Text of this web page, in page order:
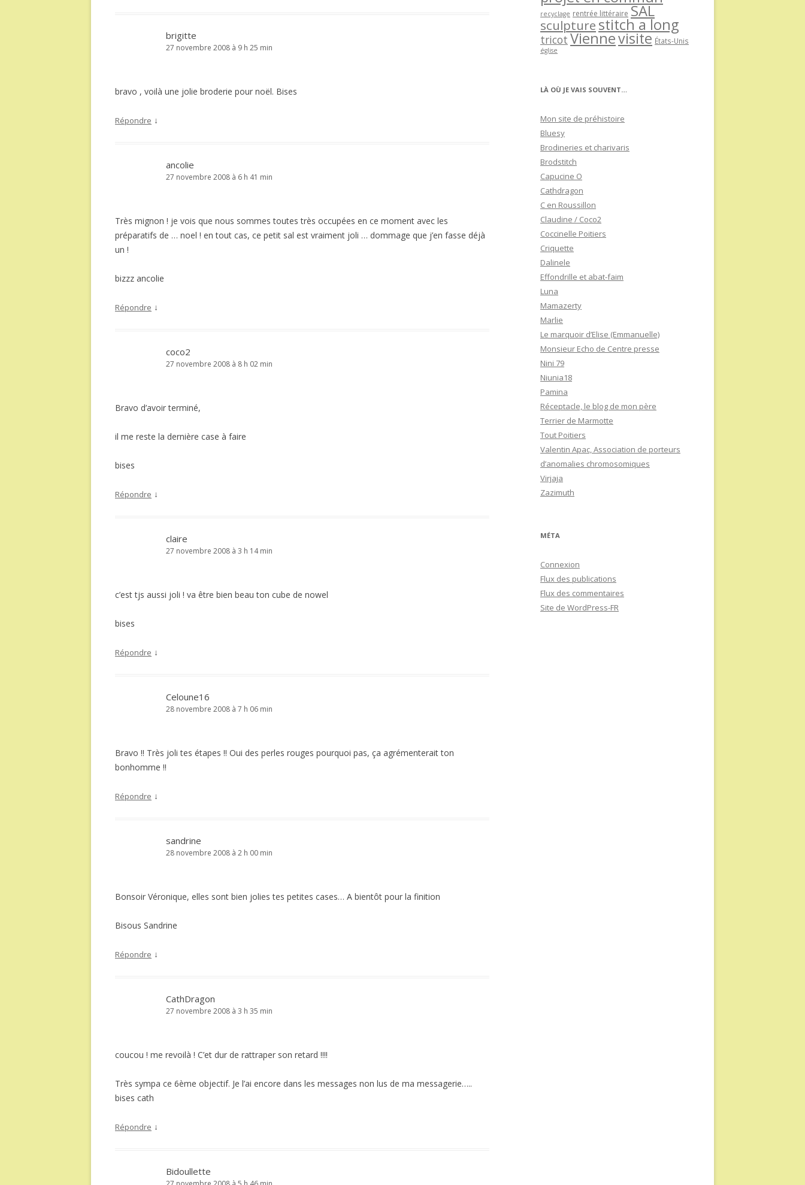
brigitte
27 novembre 2008 à 9 h 25 min
bravo , voilà une jolie broderie pour noël. Bises
Répondre ↓
ancolie
27 novembre 2008 à 6 h 41 min
Très mignon ! je vois que nous sommes toutes très occupées en ce moment avec les
préparatifs de … noel ! en tout cas, ce petit sal est vraiment joli … dommage que j’en fasse déjà
un !
bizzz ancolie
Répondre ↓
coco2
27 novembre 2008 à 8 h 02 min
Bravo d’avoir terminé,
il me reste la dernière case à faire
bises
Répondre ↓
claire
27 novembre 2008 à 3 h 14 min
c’est tjs aussi joli ! va être bien beau ton cube de nowel
bises
Répondre ↓
Celoune16
28 novembre 2008 à 7 h 06 min
Bravo !! Très joli tes étapes !! Oui des perles rouges pourquoi pas, ça agrémenterait ton
bonhomme !!
Répondre ↓
sandrine
28 novembre 2008 à 2 h 00 min
Bonsoir Véronique, elles sont bien jolies tes petites cases… A bientôt pour la finition
Bisous Sandrine
Répondre ↓
CathDragon
27 novembre 2008 à 3 h 35 min
coucou ! me revoilà ! C’et dur de rattraper son retard !!!!
Très sympa ce 6ème objectif. Je l’ai encore dans les messages non lus de ma messagerie…..
bises cath
Répondre ↓
Bidoullette
recyclage rentrée littéraire SAL
sculpture stitch a long
tricot Viennevisite États-Unis
église
LÀ OÙ JE VAIS SOUVENT…
Mon site de préhistoire
Bluesy
Brodineries et charivaris
Brodstitch
Capucine O
Cathdragon
C en Roussillon
Claudine / Coco2
Coccinelle Poitiers
Criquette
Dalinele
Effondrille et abat-faim
Luna
Mamazerty
Marlie
Le marquoir d’Elise (Emmanuelle)
Monsieur Echo de Centre presse
Nini 79
Niunia18
Pamina
Réceptacle, le blog de mon père
Terrier de Marmotte
Tout Poitiers
Valentin Apac, Association de porteurs
d’anomalies chromosomiques
Virjaja
Zazimuth
MÉTA
Connexion
Flux des publications
Flux des commentaires
Site de WordPress-FR